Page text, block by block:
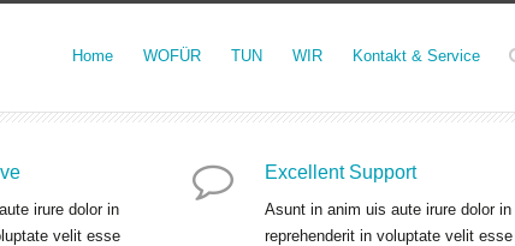
Home WOFÜR TUN WIR Kontakt & Service
irure dolor in
velit esse
Excellent Support
Asunt in anim uis aute irure dolor in
reprehenderit in voluptate velit esse